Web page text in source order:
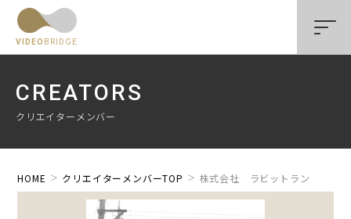
VIDEO BRIDGE
CREATORS
クリエイターメンバー
HOME クリエイターメンバーTOP 株式会社 ラビットラン